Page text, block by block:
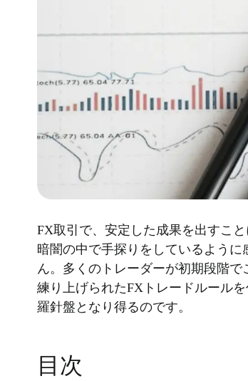
FX取引で、安定した成果を出すこ
暗闇の中で手探りをしているよう
ん。多くのトレーダーが初期段階
練り上げられたFXトレードルール
羅針盤となり得るのです。
目次